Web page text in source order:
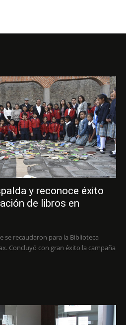
y reconoce éxito
de libros en
se recaudaron para la Biblioteca